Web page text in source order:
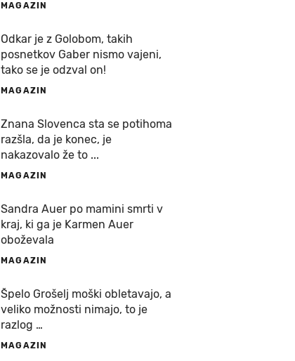
MAGAZIN
Odkar je z Golobom, takih
posnetkov Gaber nismo vajeni,
tako se je odzval on!
MAGAZIN
Znana Slovenca sta se potihoma
razšla, da je konec, je
nakazovalo že to ...
MAGAZIN
Sandra Auer po mamini smrti v
kraj, ki ga je Karmen Auer
oboževala
MAGAZIN
Špelo Grošelj moški obletavajo, a
veliko možnosti nimajo, to je
razlog …
MAGAZIN